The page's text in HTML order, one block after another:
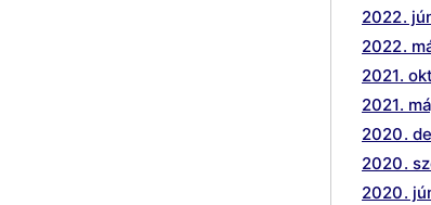
2022.
2022.
2021.
2021.
2020.
2020.
2020.